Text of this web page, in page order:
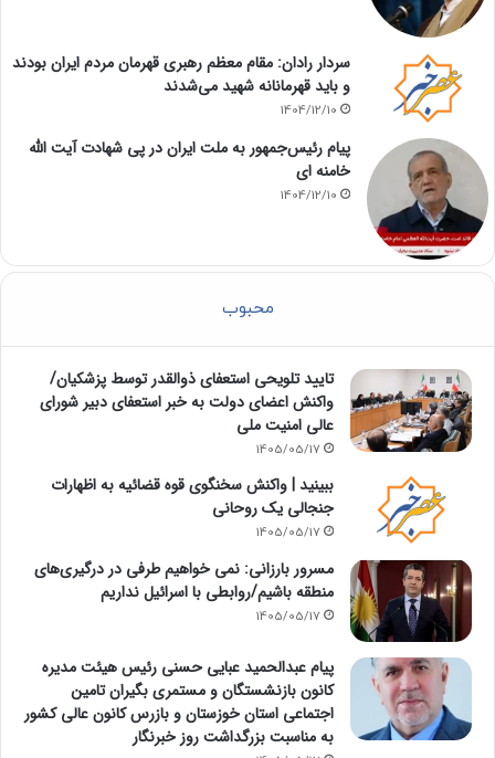
سردار رادان: مقام معظم رهبری قهرمان مردم ایران بودند
و باید قهرمانانه شهید می‌شدند
1404/12/10
پیام رئیس‌جمهور به ملت ایران در پی شهادت آیت الله
خامنه ای
1404/12/10
محبوب
تایید تلویحی استعفای ذوالقدر توسط پزشکیان/
واکنش اعضای دولت به خبر استعفای دبیر شورای
عالی امنیت ملی
1405/05/17
ببینید | واکنش سخنگوی قوه قضائیه به اظهارات
جنجالی یک روحانی
1405/05/17
مسرور بارزانی: نمی خواهیم طرفی در درگیری‌های
منطقه باشیم/روابطی با اسرائیل نداریم
1405/05/17
پیام عبدالحمید عبایی حسنی رئیس هیئت مدیره
کانون بازنشستگان و مستمری بگیران تامین
اجتماعی استان خوزستان و بازرس کانون عالی کشور
به مناسبت بزرگداشت روز خبرنگار